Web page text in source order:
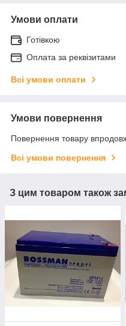
Умови оплати
Готівкою
Оплата за реквізитами
Всі умови оплати
Умови повернення
Повернення товару
Всі умови повернення
З цим товаром також